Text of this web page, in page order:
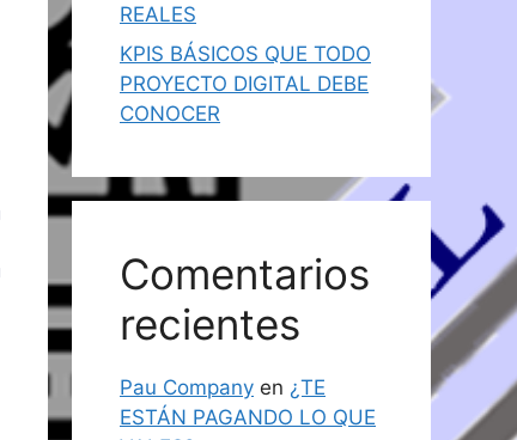
REALES
KPIS BÁSICOS QUE TODO
PROYECTO DIGITAL DEBE
CONOCER
Comentarios
recientes
Pau Company en ¿TE
ESTÁN PAGANDO LO QUE